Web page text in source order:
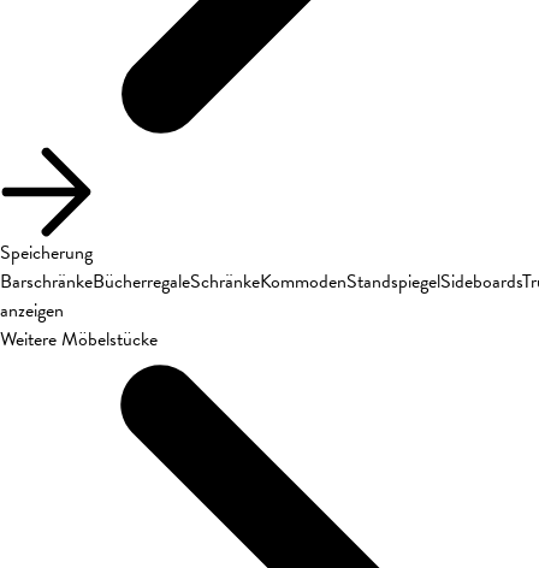
Speicherung
BarschränkeBücherregaleSchränkeKommodenStandspiegelSideboards
anzeigen
Weitere Möbelstücke